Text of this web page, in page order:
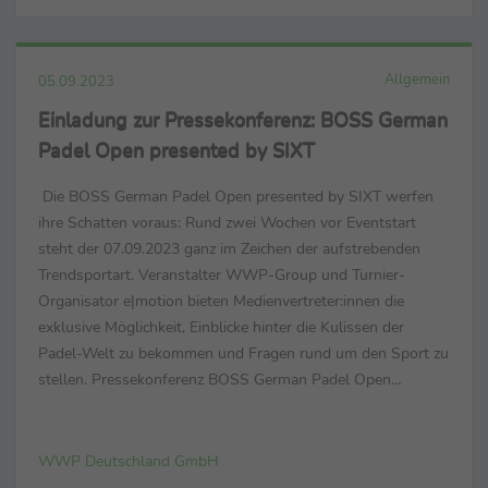
05.09.2023 Allgemein
Einladung zur Pressekonferenz: BOSS German
Padel Open presented by SIXT
Die BOSS German Padel Open presented by SIXT werfen
ihre Schatten voraus: Rund zwei Wochen vor Eventstart
steht der 07.09.2023 ganz im Zeichen der aufstrebenden
Trendsportart. Veranstalter WWP-Group und Turnier-
Organisator e|motion bieten Medienvertreter:innen die
exklusive Möglichkeit, Einblicke hinter die Kulissen der
Padel-Welt zu bekommen und Fragen rund um den Sport zu
stellen. Pressekonferenz BOSS German Padel Open
WWP Deutschland GmbH